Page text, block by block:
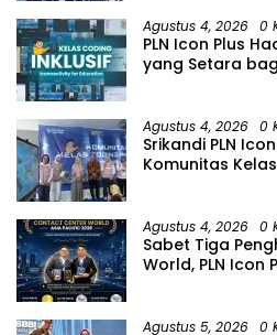
Agustus 4, 2026 0
PLN Icon Plus
yang Setara
Agustus 4, 2026 0
Srikandi PLN
Komunitas
Agustus 4, 2026 0
Sabet Tiga
World, PLN Icon
Agustus 5, 2026 0